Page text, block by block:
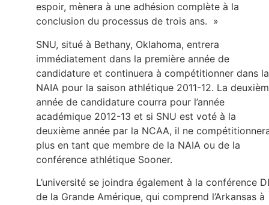
espoir, mènera à une adhésion complète à la
conclusion du processus de trois ans. »
SNU, situé à Bethany, Oklahoma, entrera
immédiatement dans la première année de
candidature et continuera à compétitionner dans la
NAIA pour la saison athlétique 2011-12. La
année de candidature courra pour l’année
académique 2012-13 et si SNU est voté à la
deuxième année par la NCAA, il ne
plus en tant que membre de la NAIA ou de la
conférence athlétique Sooner.
L’université se joindra également à la conférence
de la Grande Amérique, qui comprend l’Arkansas à